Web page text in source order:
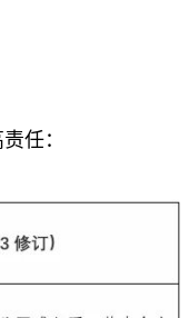
任：